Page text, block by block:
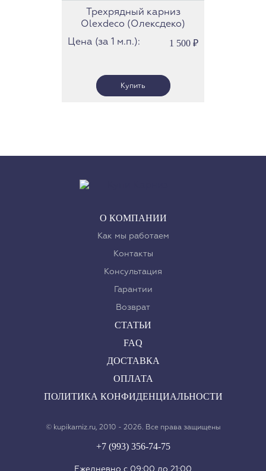
Трехрядный карниз
Olexdeco (Олексдеко)
(бегунки скольжения)
(Трек 32)
Цена (за 1 м.п.): 1 500 ₽
О КОМПАНИИ
Как мы работаем
Контакты
Консультация
Гарантии
Возврат
СТАТЬИ
FAQ
ДОСТАВКА
ОПЛАТА
ПОЛИТИКА КОНФИДЕНЦИАЛЬНОСТИ
© kupikarniz.ru, 2010 - 2026. Все права защищены
+7 (993) 356-74-75
Eжедневно с 09:00 до 21:00